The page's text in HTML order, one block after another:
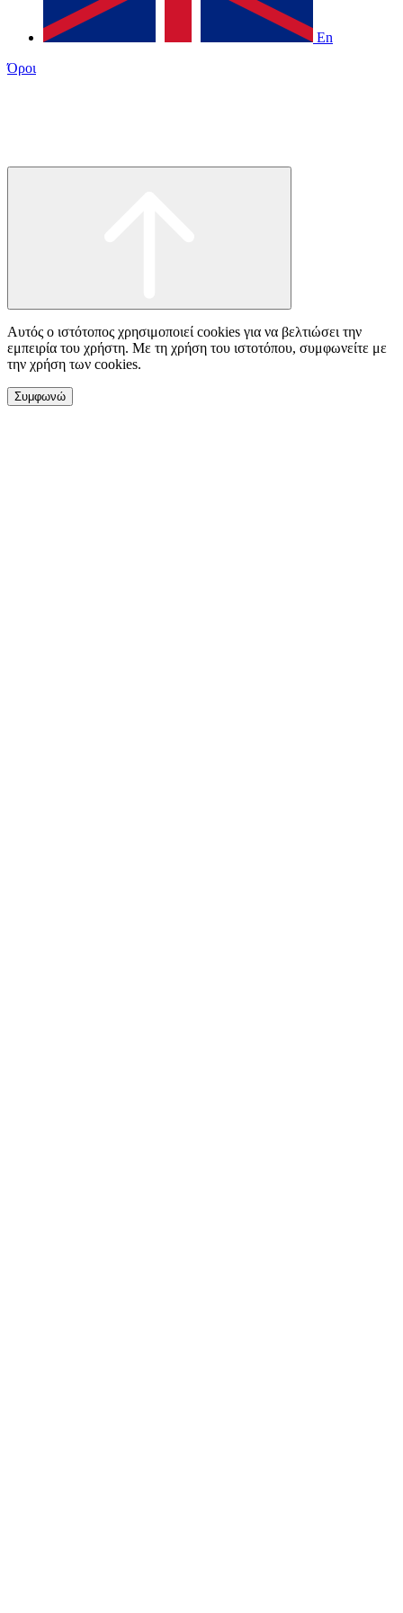
En
Όροι
Αυτός ο ιστότοπος χρησιμοποιεί cookies για να βελτιώσει την
εμπειρία του χρήστη. Με τη χρήση του ιστοτόπου, συμφωνείτε με
την χρήση των cookies.
Συμφωνώ